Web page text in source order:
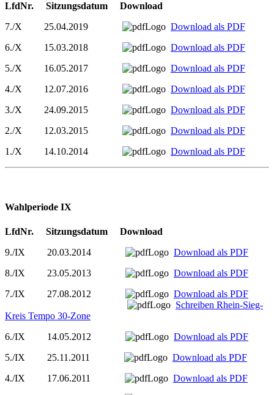
LfdNr. Sitzungsdatum Download
7./X 25.04.2019
Download als PDF
6./X 15.03.2018
Download als PDF
5./X 16.05.2017
Download als PDF
4./X 12.07.2016
Download als PDF
3./X 24.09.2015
Download als PDF
2./X 12.03.2015
Download als PDF
1./X 14.10.2014
Download als PDF
Wahlperiode IX
LfdNr. Sitzungsdatum Download
9./IX 20.03.2014
Download als PDF
8./IX 23.05.2013
Download als PDF
7./IX 27.08.2012
Download als PDF
Schreiben Rhein-Sieg-
Kreis Tempo 30-Zone
6./IX 14.05.2012
Download als PDF
5./IX 25.11.2011
Download als PDF
4./IX 17.06.2011
Download als PDF